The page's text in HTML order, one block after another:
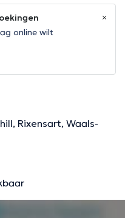
online wilt
Rixensart, Waals-